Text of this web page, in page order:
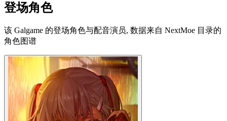
登场角色
该 Galgame 的登场角色与配音演员, 数据来自 NextMoe 目录的
角色图谱